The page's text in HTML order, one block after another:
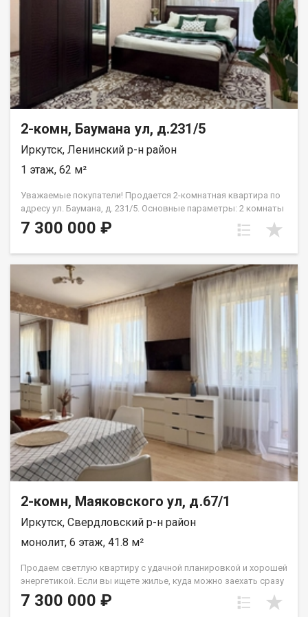
автомобиля. РАЗВИТАЯ ИНФРАСТРУКТУРА В ШАГОВОЙ
ДОСТУПНОСТИ: Транспортная развязка: остановка
общественного транспорта буквально в паре минут ходьбы.
Абсолютно всё рядом: крупные супермаркеты, аптеки и
бытовые магазины. Отличное расположение для семей:
школы и детские сады находятся в пешей доступности.
ЮРИДИЧЕСКАЯ ЧИСТОТА: Квартира полностью готова к
сделке. Без долгов, залогов и обременений. Любая форма
расчета. Рядом: у.Байкальская, ул.Волжская, ул.Трилиссера,
ул. Ширямова Звоните прямо сейчас! Отвечу на все вопросы и
организую показ в удобное для вас время.
2-комн, Баумана ул, д.231/5
Иркутск, Ленинский р-н район
1 этаж, 62 м²
Уважаемые покупатели! Продается 2-комнатная квартира по
адресу ул. Баумана, д. 231/5. Основные параметры: 2 комнаты
+ кухня (просторная планировка)Общая площадь: 62 м (55 м
без балкона)Этаж: 1-й (удобный вход, отсутствие очередей в
кафельной плиткой Состояние и оснащение: Свежий
аккуратный ремонт:Стены обоиПотолок натяжной, с
подсветкойВ прихожей вместительный встроенный шкаф В
квартире остается:Мебель и Техника. Расположение: Развитая
инфраструктура: рядом кафе, магазины, школы, детские
сады, СмайлМоллТранспортная доступность: остановки
общественного транспорта в 2 минутах ходьбыГотовый
ремонт: заезжай и живи. Звоните или пишите в чат Авито!
Покажем квартиру в удобное для вас время, ответим на все
вопросы, поможем с подбором ипотеки и сопровождением
сделки.
7 300 000 ₽
2-комн, Маяковского ул, д.67/1
Иркутск, Свердловский р-н район
монолит, 6 этаж, 41.8 м²
Продаем светлую квартиру с удачной планировкой и хорошей
энергетикой. Если вы ищете жилье, куда можно заехать сразу
после сделки и чувствовать себя дома с первого дня это
отличный вариант. Главные плюсы квартиры: Удобный 6 этаж.
7 300 000 ₽